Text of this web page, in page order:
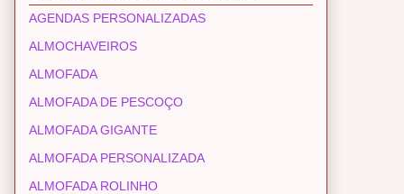
AGENDAS PERSONALIZADAS
ALMOCHAVEIROS
ALMOFADA
ALMOFADA DE PESCOÇO
ALMOFADA GIGANTE
ALMOFADA PERSONALIZADA
ALMOFADA ROLINHO